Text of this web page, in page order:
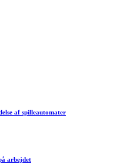
af spilleautomater
arbejdet